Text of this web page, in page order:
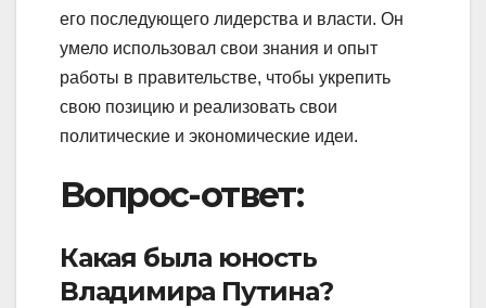
его последующего лидерства и власти. Он
умело использовал свои знания и опыт
работы в правительстве, чтобы укрепить
свою позицию и реализовать свои
политические и экономические идеи.
Вопрос-ответ:
Какая была юность
Владимира Путина?